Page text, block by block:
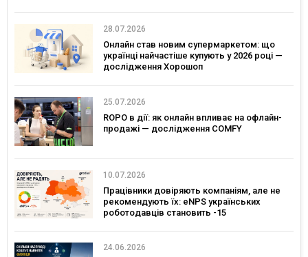
28.07.2026
Онлайн став новим супермаркетом: що
українці найчастіше купують у 2026 році —
дослідження Хорошоп
25.07.2026
ROPO в дії: як онлайн впливає на офлайн-
продажі — дослідження COMFY
10.07.2026
Працівники довіряють компаніям, але не
рекомендують їх: eNPS українських
роботодавців становить -15
24.06.2026